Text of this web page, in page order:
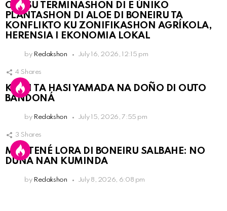
OLB SU TERMINASHON DI E ÚNIKO
PLANTASHON DI ALOE DI BONEIRU TA
KONFLIKTO KU ZONIFIKASHON AGRÍKOLA,
HERENSIA I EKONOMIA LOKAL
by Redakshon July 16, 2026, 12:15 pm
4 Shares
KPCN TA HASI YAMADA NA DOÑO DI OUTO
BANDONÁ
by Redakshon July 15, 2026, 7:55 pm
3 Shares
MANTENÉ LORA DI BONEIRU SALBAHE: NO
DUNA NAN KUMINDA
by Redakshon July 8, 2026, 6:08 pm